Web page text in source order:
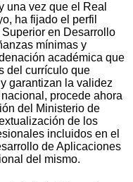
una vez que el Real
ha fijado el perfil
en Desarrollo
mínimas y
académica que
del currículo que
garantizan la validez
procede ahora
del Ministerio de
de los
incluidos en el
de Aplicaciones
del mismo.